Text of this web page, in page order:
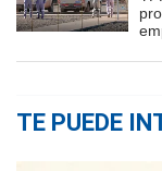
TE PUEDE